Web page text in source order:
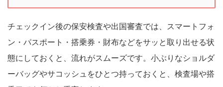
チェックイン後の保安検査や出国審査では、スマートフォ
ン・パスポート・搭乗券・財布などをサッと取り出せる状
態にしておくと、流れがスムーズです。小ぶりなショルダ
ーバッグやサコッシュをひとつ持っておくと、検査場や搭